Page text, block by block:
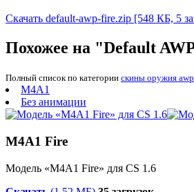
Скачать default-awp-fire.zip [548 КБ, 5
Похожее на "Default
Полный список по категории скины оружия awp
M4A1
Без анимации
M4A1 Fire
Модель «M4A1 Fire» для CS 1.6